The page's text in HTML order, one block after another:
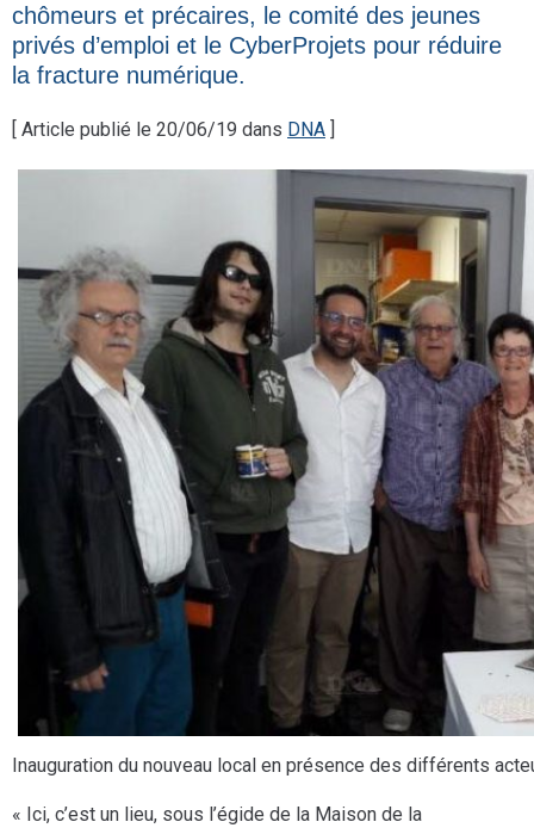
chômeurs et précaires, le comité des jeunes
privés d’emploi et le CyberProjets pour réduire
la fracture numérique.
[ Article publié le 20/06/19 dans DNA ]
Inauguration du nouveau local en présence des différents
« Ici, c’est un lieu, sous l’égide de la Maison de la